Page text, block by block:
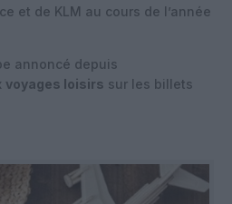
et de KLM au cours de l’année
annoncé depuis
voyages loisirs sur les billets